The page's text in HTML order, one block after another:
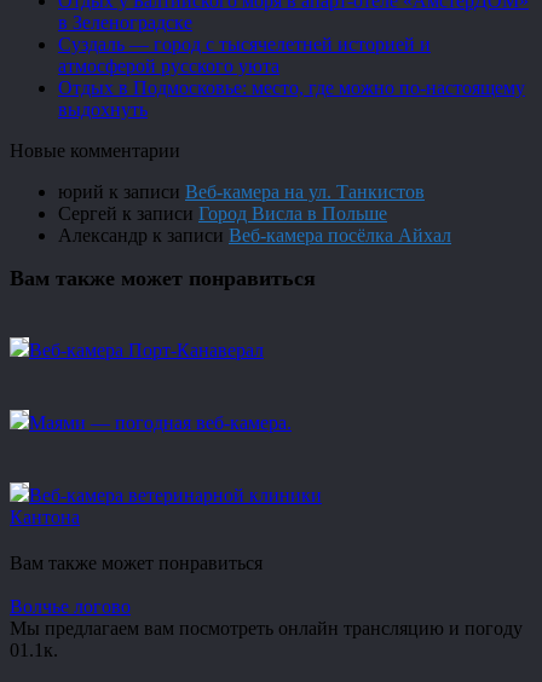
в Зеленоградске
Суздаль — город с тысячелетней историей и
атмосферой русского уюта
Отдых в Подмосковье: место, где можно по-настоящему
выдохнуть
Новые комментарии
юрий к записи Веб-камера на ул. Танкистов
Сергей к записи Город Висла в Польше
Александр к записи Веб-камера посёлка Айхал
Вам также может понравиться
Веб-камера Порт-Канаверал
Маями — погодная веб-камера.
Веб-камера ветеринарной клиники
Кантона
Вам также может понравиться
Волчье логово
Мы предлагаем вам посмотреть онлайн трансляцию и погоду
01.1к.